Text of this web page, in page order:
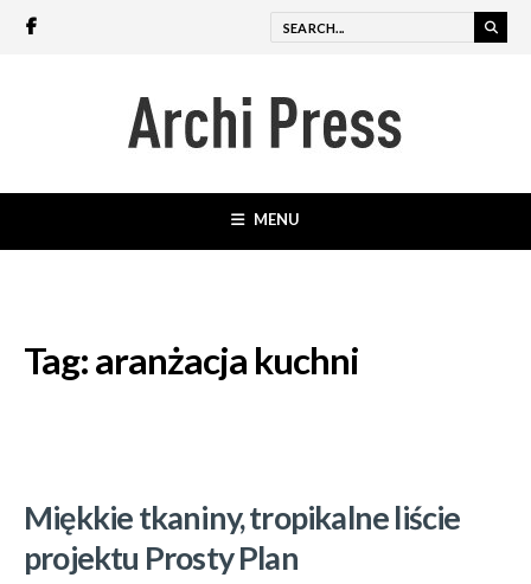
MENU
Tag:aranżacja kuchni
Miękkie tkaniny, tropikalne liście
projektu Prosty Plan